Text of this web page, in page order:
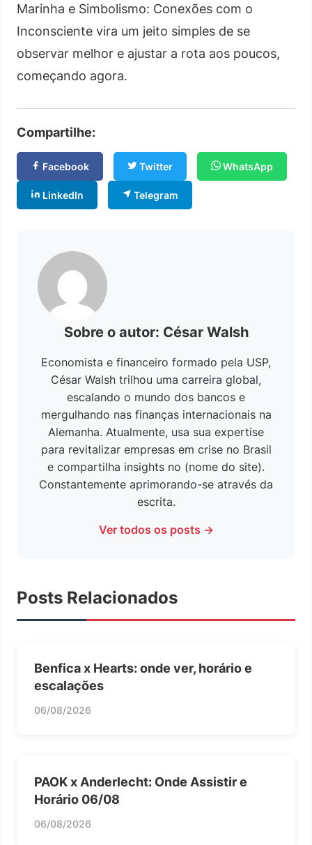
Marinha e Simbolismo: Conexões com o
Inconsciente vira um jeito simples de se
observar melhor e ajustar a rota aos poucos,
começando agora.
Compartilhe:
Facebook Twitter WhatsApp
LinkedIn Telegram
Sobre o autor: César Walsh
Economista e financeiro formado pela USP,
César Walsh trilhou uma carreira global,
escalando o mundo dos bancos e
mergulhando nas finanças internacionais na
Alemanha. Atualmente, usa sua expertise
para revitalizar empresas em crise no Brasil
e compartilha insights no (nome do site).
Constantemente aprimorando-se através da
escrita.
Ver todos os posts →
Posts Relacionados
Benfica x Hearts: onde ver, horário e
escalações
06/08/2026
PAOK x Anderlecht: Onde Assistir e
Horário 06/08
06/08/2026